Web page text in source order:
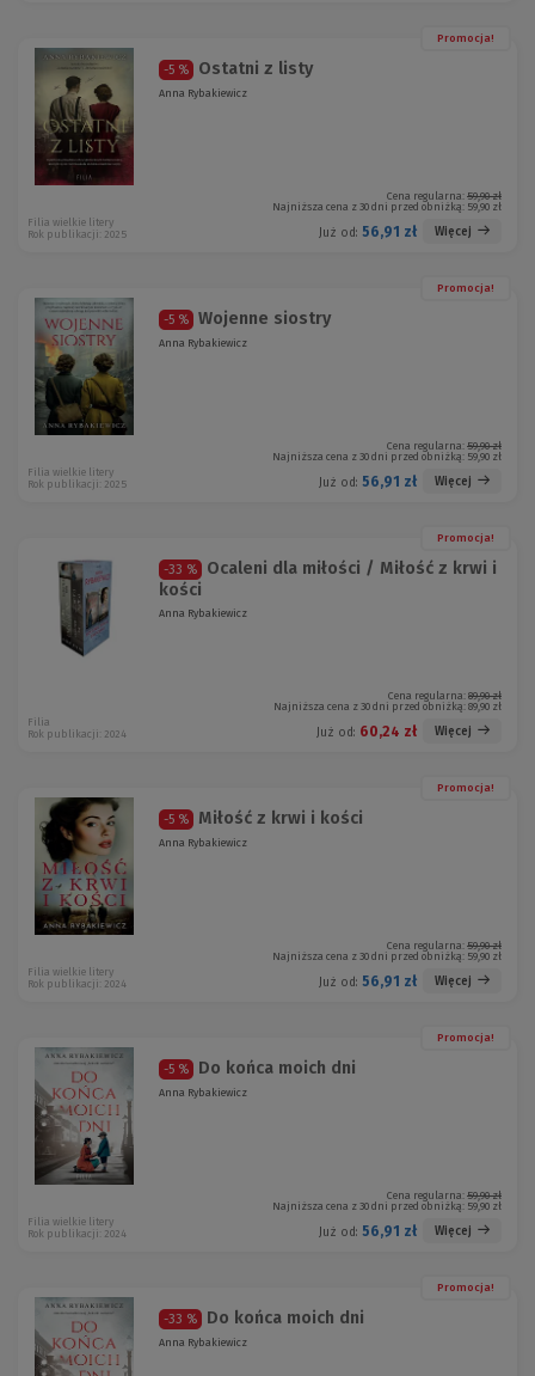
Promocja!
-5 % Ostatni z listy
Anna Rybakiewicz
Cena regularna: 59,90 zł
Najniższa cena z 30 dni przed obniżką: 59,90 zł
Już od: 56,91 zł Więcej
Filia wielkie litery
Rok publikacji: 2025
Promocja!
-5 % Wojenne siostry
Anna Rybakiewicz
Cena regularna: 59,90 zł
Najniższa cena z 30 dni przed obniżką: 59,90 zł
Już od: 56,91 zł Więcej
Filia wielkie litery
Rok publikacji: 2025
Promocja!
-33 %
Ocaleni dla miłości / Miłość z krwi i
kości
Anna Rybakiewicz
Cena regularna: 89,90 zł
Najniższa cena z 30 dni przed obniżką: 89,90 zł
Już od: 60,24 zł Więcej
Filia
Rok publikacji: 2024
Promocja!
-5 % Miłość z krwi i kości
Anna Rybakiewicz
Cena regularna: 59,90 zł
Najniższa cena z 30 dni przed obniżką: 59,90 zł
Już od: 56,91 zł Więcej
Filia wielkie litery
Rok publikacji: 2024
Promocja!
-5 % Do końca moich dni
Anna Rybakiewicz
Cena regularna: 59,90 zł
Najniższa cena z 30 dni przed obniżką: 59,90 zł
Już od: 56,91 zł Więcej
Filia wielkie litery
Rok publikacji: 2024
Promocja!
-33 % Do końca moich dni
Anna Rybakiewicz